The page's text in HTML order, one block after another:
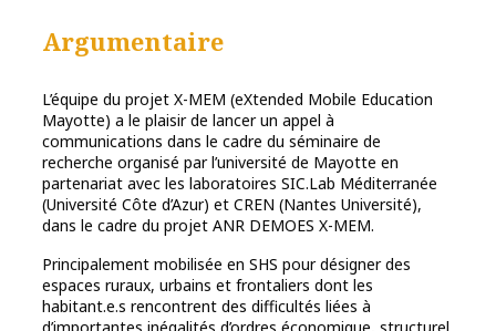
Argumentaire
L’équipe du projet X-MEM (eXtended Mobile Education
Mayotte) a le plaisir de lancer un appel à
communications dans le cadre du séminaire de
recherche organisé par l’université de Mayotte en
partenariat avec les laboratoires SIC.Lab Méditerranée
(Université Côte d’Azur) et CREN (Nantes Université),
dans le cadre du projet ANR DEMOES X-MEM.
Principalement mobilisée en SHS pour désigner des
espaces ruraux, urbains et frontaliers dont les
habitant.e.s rencontrent des difficultés liées à